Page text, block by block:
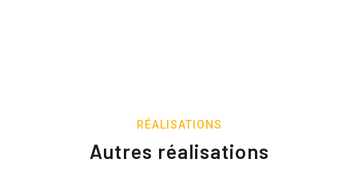
RÉALISATIONS
Autres réalisations